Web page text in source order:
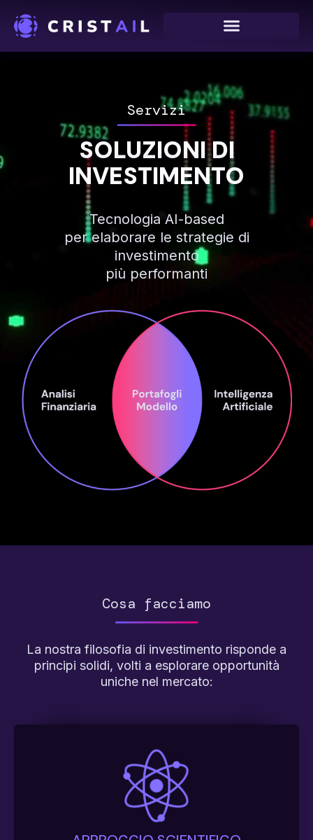
Servizi
SOLUZIONI DI
INVESTIMENTO
Tecnologia AI-based
per elaborare le strategie di
investimento
più performanti
Cosa facciamo
La nostra filosofia di investimento risponde a
principi solidi, volti a esplorare opportunità
uniche nel mercato: